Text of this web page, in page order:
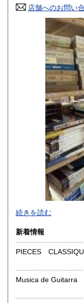
高知県
店舗へのお問い
-
沿線名：-
最寄駅：-
営業時間：-
定休日：-
書籍の買取について
続きを読む
新着情報
Musica de Guitarra